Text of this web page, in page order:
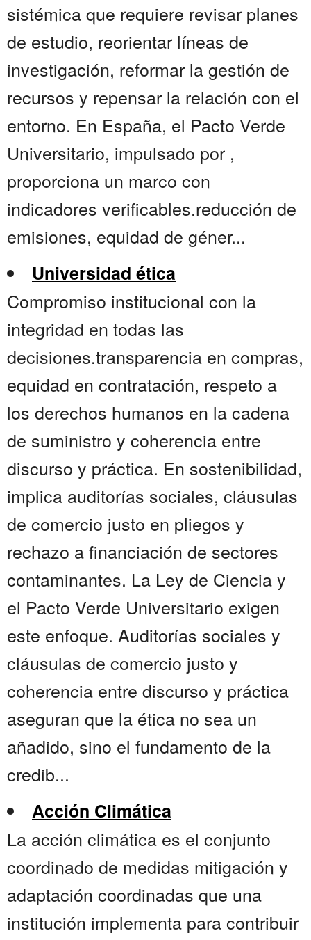
sistémica que requiere revisar planes
de estudio, reorientar líneas de
investigación, reformar la gestión de
recursos y repensar la relación con el
entorno. En España, el Pacto Verde
Universitario, impulsado por ,
proporciona un marco con
indicadores verificables.reducción de
emisiones, equidad de géner...
Universidad ética
Compromiso institucional con la
integridad en todas las
decisiones.transparencia en compras,
equidad en contratación, respeto a
los derechos humanos en la cadena
de suministro y coherencia entre
discurso y práctica. En sostenibilidad,
implica auditorías sociales, cláusulas
de comercio justo en pliegos y
rechazo a financiación de sectores
contaminantes. La Ley de Ciencia y
el Pacto Verde Universitario exigen
este enfoque. Auditorías sociales y
cláusulas de comercio justo y
coherencia entre discurso y práctica
aseguran que la ética no sea un
añadido, sino el fundamento de la
credib...
Acción Climática
La acción climática es el conjunto
coordinado de medidas mitigación y
adaptación coordinadas que una
institución implementa para contribuir